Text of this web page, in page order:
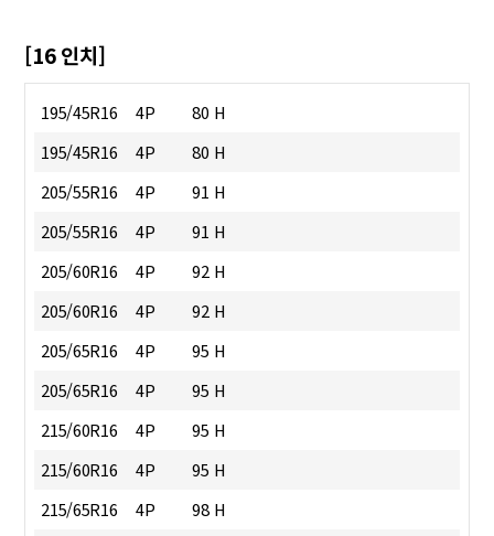
[16 인치]
195/45R16 4P
80 H
195/45R16
4P
80 H
205/55R16
4P
91 H
205/55R16
4P
91 H
205/60R16
4P
92 H
205/60R16
4P
92 H
205/65R16
4P
95 H
205/65R16
4P
95 H
215/60R16
4P
95 H
215/60R16
4P
95 H
215/65R16
4P 98 H